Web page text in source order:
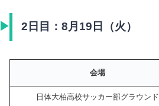
2日目：8月19日（火）
会場
日体大柏高校サッカー部グラウンド